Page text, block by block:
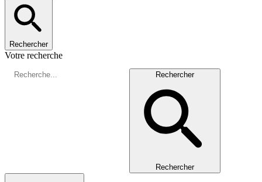
Rechercher
Votre recherche
Rechercher
Rechercher